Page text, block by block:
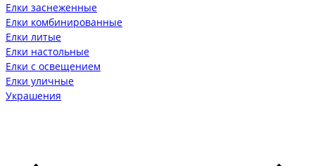
Елки заснеженные
Елки комбинированные
Елки литые
Елки настольные
Елки с освещением
Елки уличные
Украшения